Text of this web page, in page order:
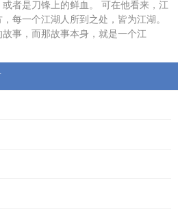
者是刀锋上的鲜血。 可在他看来，江
每一个江湖人所到之处，皆为江湖。
事，而那故事本身，就是一个江